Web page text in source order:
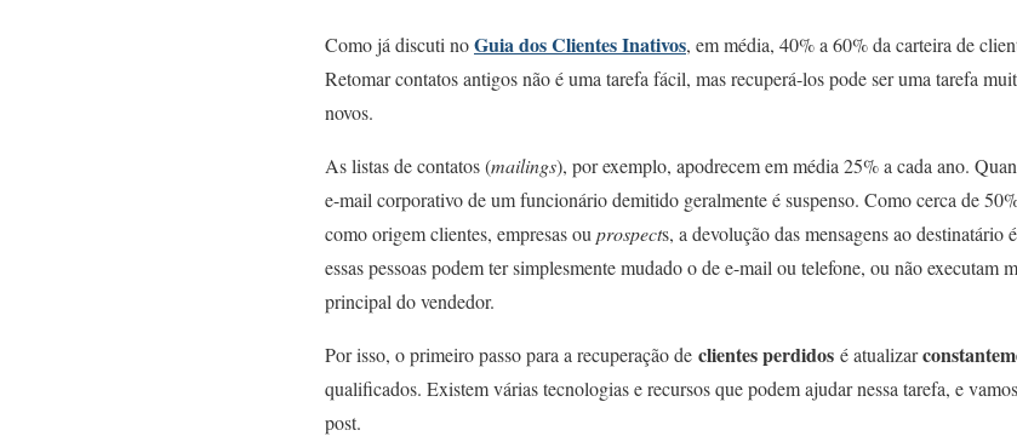
Como já discuti noGuia dos Clientes Inativos, em média, 40% a 60% da carteira de
Retomar contatos antigos não é uma tarefa fácil, mas recuperá-los pode ser uma tarefa
novos.
As listas de contatos (mailings), por exemplo, apodrecem em média 25% a cada ano.
e-mail corporativo de um funcionário demitido geralmente é suspenso. Como cerca de
como origem clientes, empresas ou prospects, a devolução das mensagens ao
essas pessoas podem ter simplesmente mudado o de e-mail ou telefone, ou não executam
principal do vendedor.
Por isso, o primeiro passo para a recuperação de clientes perdidos é atualizar
qualificados. Existem várias tecnologias e recursos que podem ajudar nessa tarefa, e
post.